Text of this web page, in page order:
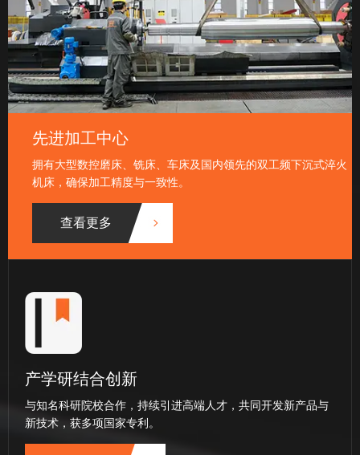
先进加工中心
拥有大型数控磨床、铣床、车床及国内领先的双工频下沉式淬火
机床，确保加工精度与一致性。
查看更多
产学研结合创新
与知名科研院校合作，持续引进高端人才，共同开发新产品与
新技术，获多项国家专利。